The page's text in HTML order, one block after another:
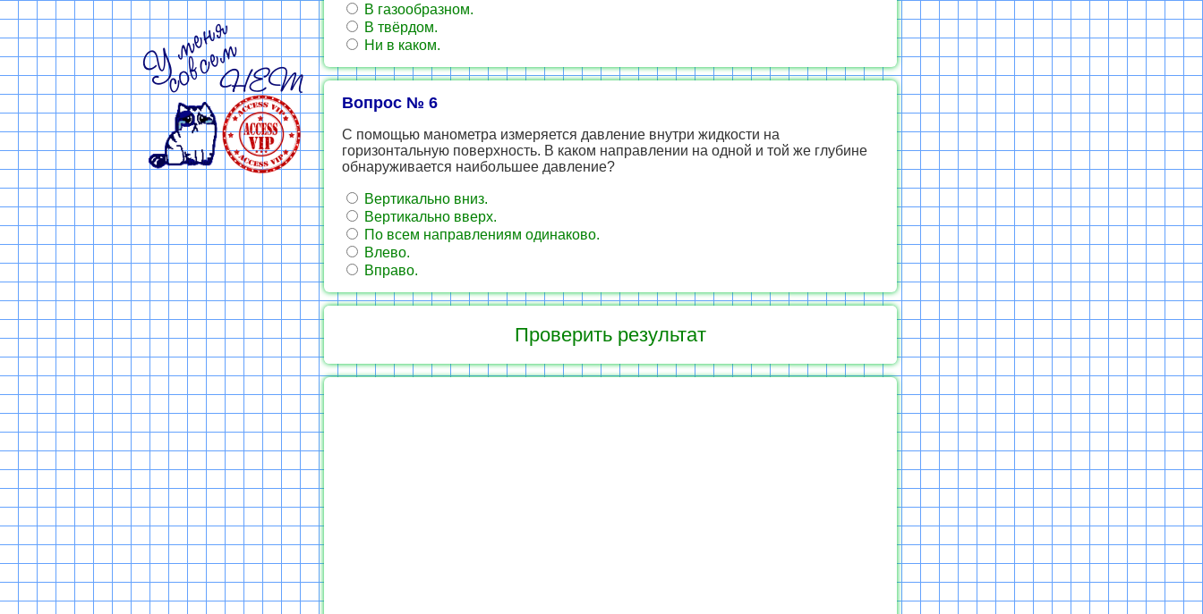
В газообразном.
В твёрдом.
Ни в каком.
Вопрос № 6
С помощью манометра измеряется давление внутри жидкости на
горизонтальную поверхность. В каком направлении на одной и той же глубине
обнаруживается наибольшее давление?
Вертикально вниз.
Вертикально вверх.
По всем направлениям одинаково.
Влево.
Вправо.